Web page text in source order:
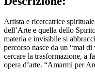
Artista e ricercatrice
dell’Arte e quella dello
materia e invisibile si
percorso nasce da un “mal
cercare la trasformazione, a
opera d’arte. “Amarmi per